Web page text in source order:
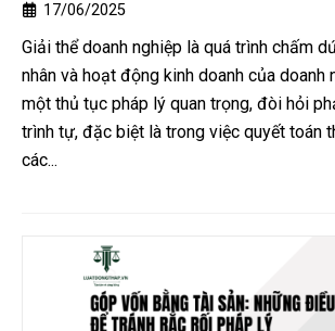
17/06/2025
Giải thể doanh nghiệp là quá trình chấm
nhân và hoạt động kinh doanh của doanh
một thủ tục pháp lý quan trọng, đòi hỏi
trình tự, đặc biệt là trong việc quyết toán
các...